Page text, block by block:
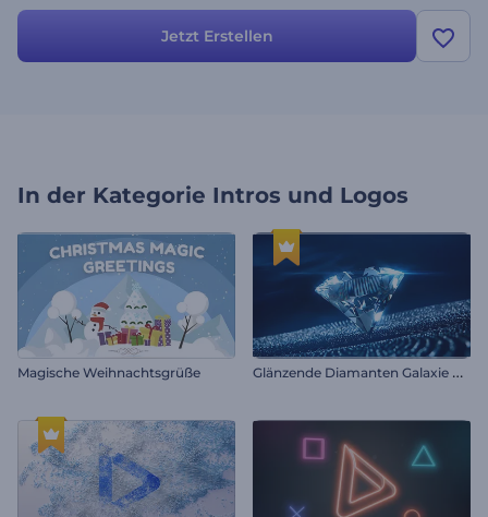
friedlichen Hintergrundmusik, um eine beeindruckende Einleitung
für Ihre Ramadan-Projekte zu schaffen. Ob für den privaten oder
geschäftlichen Gebrauch, diese Vorlage ist perfekt, um das Licht des
Jetzt Erstellen
In der Kategorie Intros und Logos
Magische Weihnachtsgrüße G
länzende Diamanten Galaxie Opener